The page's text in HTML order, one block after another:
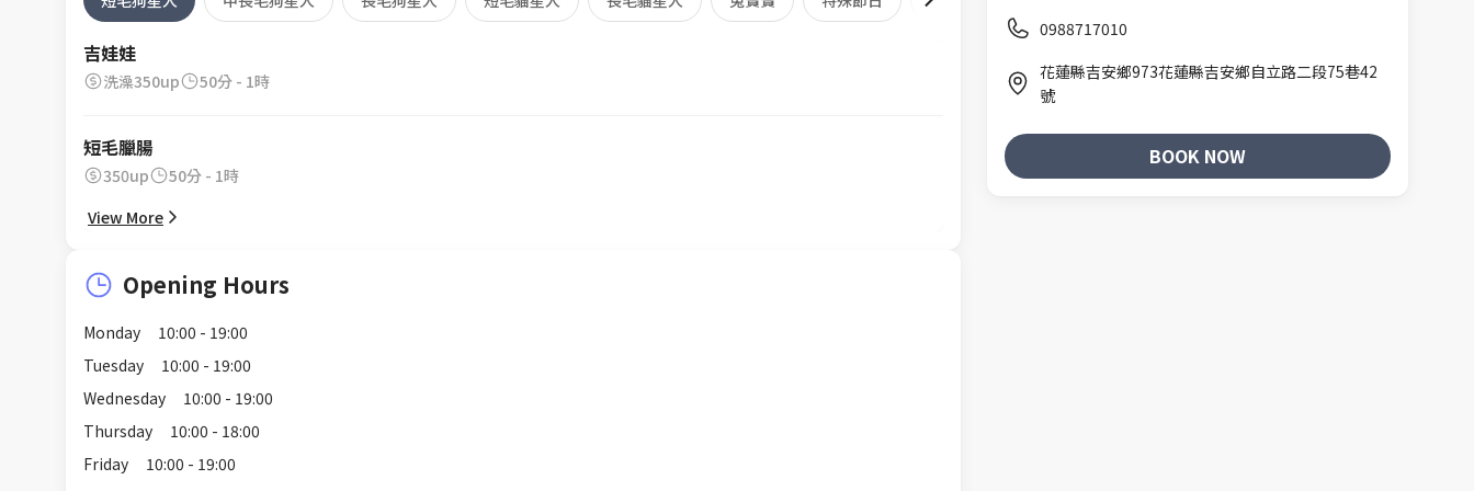
吉娃娃
洗澡350up 50分 - 1時
短毛臘腸
350up
50分 - 1時
View More
Opening Hours
Monday
10:00 - 19:00
Tuesday
10:00 - 19:00
Wednesday
10:00 - 19:00
Thursday
10:00 - 18:00
Friday
10:00 - 19:00
0988717010
花蓮縣吉安鄉973花蓮縣吉安鄉自立路二段75巷42
號
BOOK NOW